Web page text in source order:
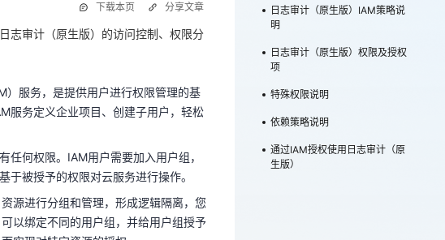
化软件全面适配，
持丰富
国家云助力中小企业腾飞，高额上云补贴重磅
上线
户注册下单得现金
NEW
下载本页
服务，是提供用户进行权限管理的基
服务定义企业项目、创建子用户，轻松
于被授予的权限对云服务进行操作。
源进行分组和管理，形成逻辑隔离，您
以绑定不同的用户组，并给用户组授予
实现对特定资源的授权。
分享文章
志审计（原生版）的访问控制、权限分
服务，是提供用户进行权限管理的基
服务定义企业项目、创建子用户，轻松
何权限。IAM用户需要加入用户组，
被授予的权限对云服务进行操作。
源进行分组和管理，形成逻辑隔离，您
以绑定不同的用户组，并给用户组授予
日志审计（原生版）IAM策略说
明
日志审计（原生版）权限及授权
项
特殊权限说明
依赖策略说明
通过IAM授权使用日志审计（原
生版）